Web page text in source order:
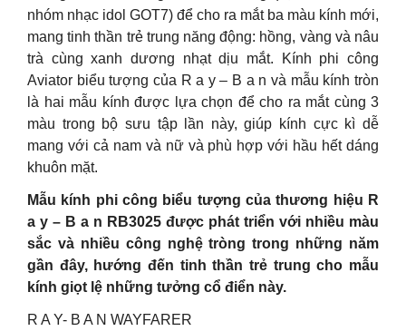
nhóm nhạc idol GOT7) để cho ra mắt ba màu kính mới,
mang tinh thần trẻ trung năng động: hồng, vàng và nâu
trà cùng xanh dương nhạt dịu mắt. Kính phi công
Aviator biểu tượng của R a y – B a n và mẫu kính tròn
là hai mẫu kính được lựa chọn để cho ra mắt cùng 3
màu trong bộ sưu tập lần này, giúp kính cực kì dễ
mang với cả nam và nữ và phù hợp với hầu hết dáng
khuôn mặt.
Mẫu kính phi công biểu tượng của thương hiệu R
a y – B a n RB3025 được phát triển với nhiều màu
sắc và nhiều công nghệ tròng trong những năm
gần đây, hướng đến tinh thần trẻ trung cho mẫu
kính giọt lệ những tưởng cổ điển này.
R A Y- B A N WAYFARER